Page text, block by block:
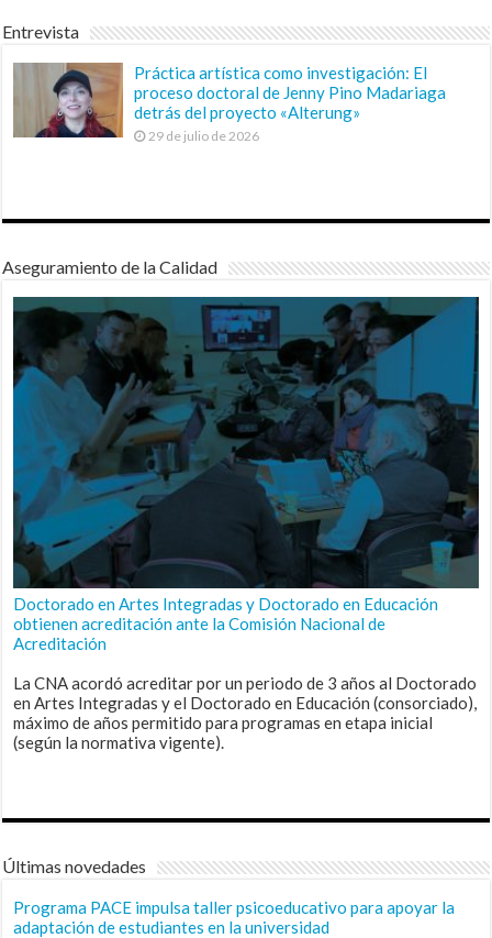
Entrevista
Práctica artística como investigación: El
proceso doctoral de Jenny Pino Madariaga
detrás del proyecto «Alterung»
29 de julio de 2026
Aseguramiento de la Calidad
Doctorado en Artes Integradas y Doctorado en Educación
obtienen acreditación ante la Comisión Nacional de
Acreditación
La CNA acordó acreditar por un periodo de 3 años al Doctorado
en Artes Integradas y el Doctorado en Educación (consorciado),
máximo de años permitido para programas en etapa inicial
(según la normativa vigente).
Últimas novedades
Programa PACE impulsa taller psicoeducativo para apoyar la
adaptación de estudiantes en la universidad